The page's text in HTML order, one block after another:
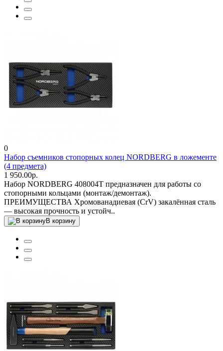
0
Набор съемников стопорных колец NORDBERG в ложементе
(4 предмета)
1 950.00р.
Набор NORDBERG 408004T предназначен для работы со
стопорными кольцами (монтаж/демонтаж).
ПРЕИМУЩЕСТВА Хромованадиевая (CrV) закалённая сталь
— высокая прочность и устойч..
В корзину